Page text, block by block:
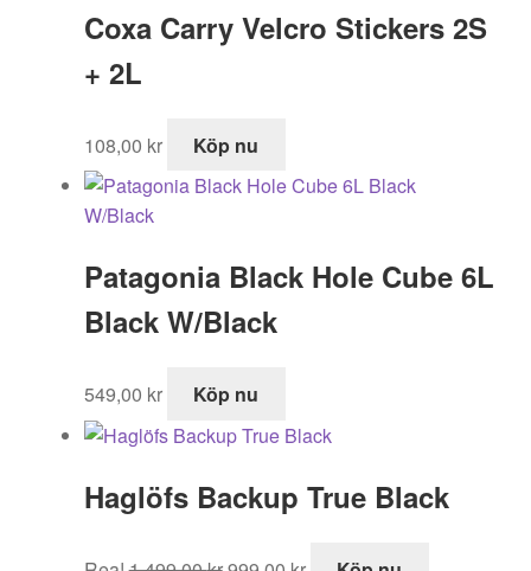
Coxa Carry Velcro Stickers 2S
+ 2L
108,00 kr Köp nu
Patagonia Black Hole Cube 6L
Black W/Black
549,00 kr Köp nu
Haglöfs Backup True Black